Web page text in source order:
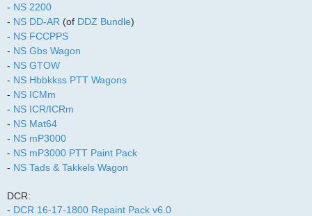
- NS 2200
- NS DD-AR (of DDZ Bundle)
- NS FCCPPS
- NS Gbs Wagon
- NS GTOW
- NS Hbbkkss PTT Wagons
- NS ICMm
- NS ICR/ICRm
- NS Mat64
- NS mP3000
- NS mP3000 PTT Paint Pack
- NS Tads & Takkels Wagon
DCR:
- DCR 16-17-1800 Repaint Pack v6.0